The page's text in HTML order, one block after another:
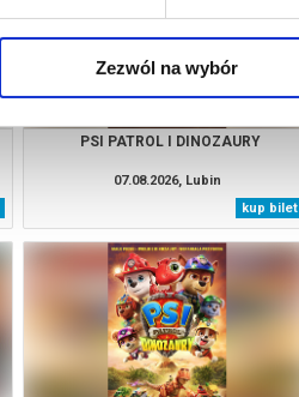
Zezwól na wybór
PSI PATROL I DINOZAURY
07.08.2026, Lubin
kup bilet